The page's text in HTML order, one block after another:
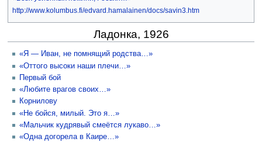
http://www.kolumbus.fi/edvard.hamalainen/docs/savin3.htm
Ладонка, 1926
«Я — Иван, не помнящий родства…»
«Оттого высоки наши плечи…»
Первый бой
«Любите врагов своих…»
Корнилову
«Не бойся, милый. Это я…»
«Мальчик кудрявый смеётся лукаво…»
«Одна догорела в Каире…»